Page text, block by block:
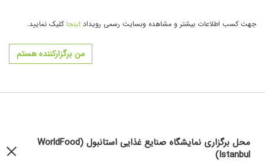
جهت کسب اطلاعات بیشتر و مشاهده وبسایت رسمی رویداد اینجاکلیک نمایید.
من برگزارکننده هستم
محل برگزاری نمایشگاه صنایع غذایی استانبول (WorldFood
Istanbul)